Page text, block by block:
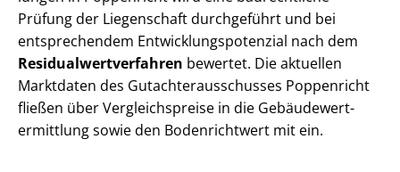
Prüfung der Liegenschaft durchgeführt und bei
entsprechendem Ent­wick­lungs­po­ten­zi­al nach dem
Re­si­du­al­wert­ver­fah­ren bewertet. Die aktuellen
Marktdaten des Gut­ach­ter­aus­schus­ses Poppenricht
fließen über Ver­gleichs­prei­se in die Ge­bäu­de­wert­
ermitt­lung sowie den Bodenrichtwert mit ein.